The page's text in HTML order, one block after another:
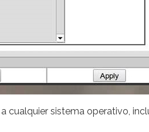
cualquier sistema operativo,